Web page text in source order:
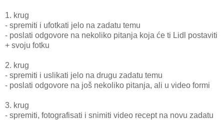
1. krug
- spremiti i ufotkati jelo na zadatu temu
- poslati odgovore na nekoliko pitanja koja će ti Lidl postaviti
+ svoju fotku
2. krug
- spremiti i uslikati jelo na drugu zadatu temu
- poslati odgovore na još nekoliko pitanja, ali u video formi
3. krug
- spremiti, fotografisati i snimiti video recept na novu zadatu